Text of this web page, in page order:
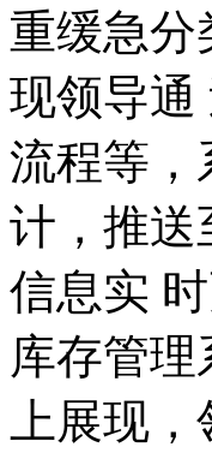
重缓急分
现领导通
流程等，
计，推送
信息实
库存管
上展现